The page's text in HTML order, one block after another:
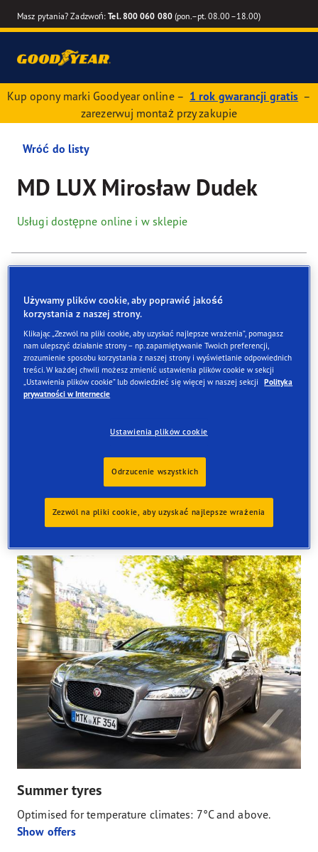
Masz pytania? Zadzwoń:Tel. 800 060 080(pon.–pt. 08.00–18.00)
Kup opony marki Goodyear online – 1 rok gwarancji gratis –
zarezerwuj montaż przy zakupie
Wróć do listy
MD LUX Mirosław Dudek
Usługi dostępne online i w sklepie
Znajdź opony
Tyres available at the store
Summer tyres
Optimised for temperature climates: 7°C and above.
Show offers
Używamy plików cookie, aby poprawić jakość
korzystania z naszej strony.
Klikając „Zezwól na pliki cookie, aby uzyskać najlepsze wrażenia”, pomagasz
nam ulepszyć działanie strony – np. zapamiętywanie Twoich preferencji,
zrozumienie sposobu korzystania z naszej strony i wyświetlanie odpowiednich
treści. W każdej chwili możesz zmienić ustawienia plików cookie w sekcji
„Ustawienia plików cookie” lub dowiedzieć się więcej w naszej sekcji
Polityka
prywatności w Internecie
Ustawienia plików cookie
Odrzucenie wszystkich
Zezwól na pliki cookie, aby uzyskać najlepsze wrażenia